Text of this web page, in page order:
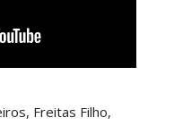
Freitas Filho,